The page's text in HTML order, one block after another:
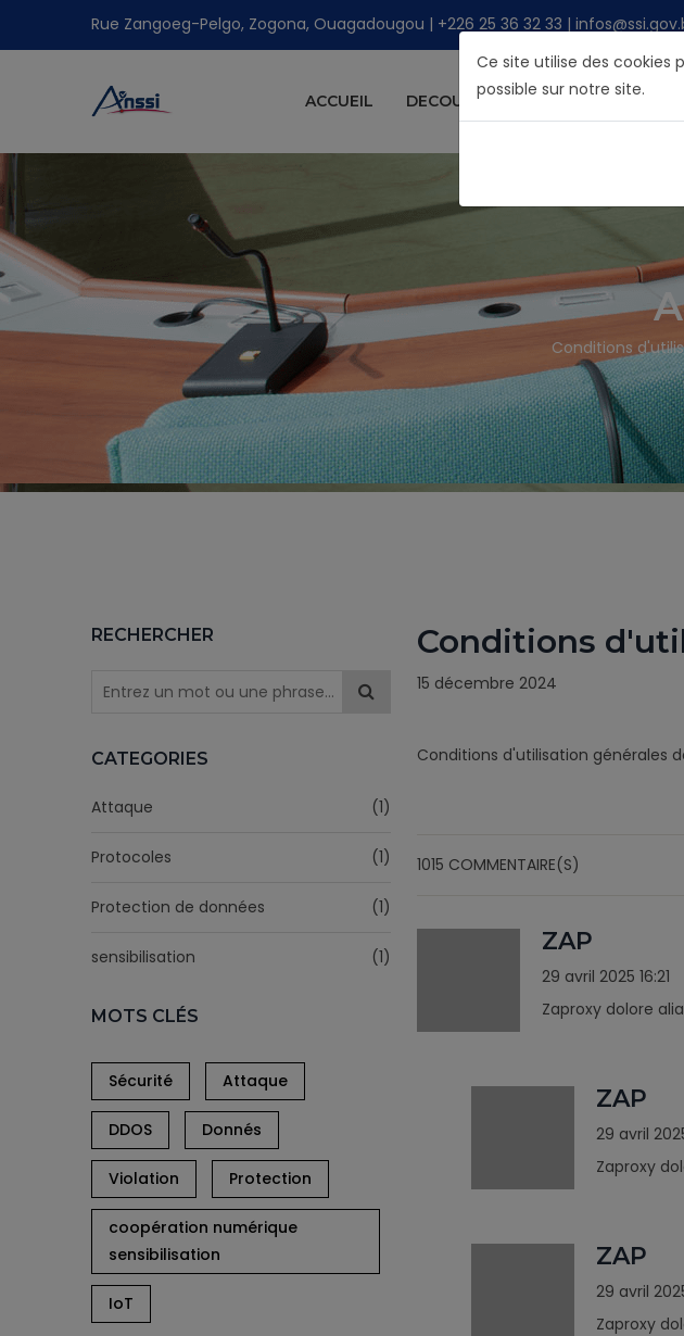
Rue Zangoeg-Pelgo, Zogona, Ouagadougou | +226 25 36 32 33 |
ACCUEIL DECOUVRIR L'ANSSI NOS
Conditions
RECHERCHER
CATEGORIES
Attaque (1)
Protocoles (1)
Protection de données (1)
sensibilisation (1)
MOTS CLÉS
Sécurité Attaque
DDOS Donnés
Violation Protection
coopération numérique
sensibilisation
IoT
Conditions
15 décembre 2024
Conditions d'utilisation générales
1015 COMMENTAIRE(S)
ZAP
29 avril 2025 16:21
Zaproxy dolore
ZAP
29 avril
Zaproxy
ZAP
29 avril
Zaproxy
Ce site utilise des cookies
possible sur notre site.